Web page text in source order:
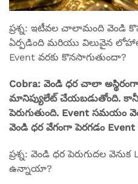
ప్రశ్న: ఇటీవల చాలామంది వెండి
ఏర్పడింది మరియు విలువైన
Event వరకు కొనసాగుతుందా?
Cobra: వెండి ధర చాలా
మానిప్యులేట్ చేయబడుతోంది. కానీ
పెరుగుతుంది. Event సమయం
వెండి ధర వేగంగా పెరగడం
ప్రశ్న: వెండి ధర పెరుగుదల వెనుక
ఉన్నాయా?